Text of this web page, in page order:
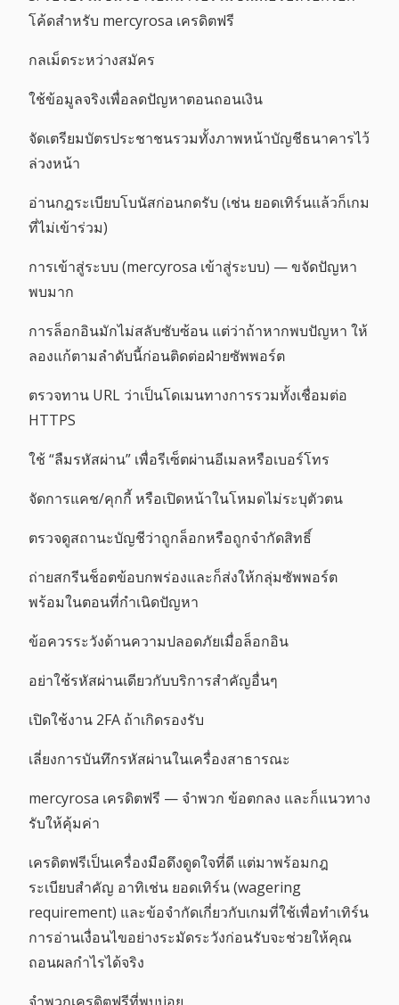
โค้ดสำหรับ mercyrosa เครดิตฟรี
กลเม็ดระหว่างสมัคร
ใช้ข้อมูลจริงเพื่อลดปัญหาตอนถอนเงิน
จัดเตรียมบัตรประชาชนรวมทั้งภาพหน้าบัญชีธนาคารไว้
ล่วงหน้า
อ่านกฎระเบียบโบนัสก่อนกดรับ (เช่น ยอดเทิร์นแล้วก็เกม
ที่ไม่เข้าร่วม)
การเข้าสู่ระบบ (mercyrosa เข้าสู่ระบบ) — ขจัดปัญหา
พบมาก
การล็อกอินมักไม่สลับซับซ้อน แต่ว่าถ้าหากพบปัญหา ให้
ลองแก้ตามลำดับนี้ก่อนติดต่อฝ่ายซัพพอร์ต
ตรวจทาน URL ว่าเป็นโดเมนทางการรวมทั้งเชื่อมต่อ
HTTPS
ใช้ “ลืมรหัสผ่าน” เพื่อรีเซ็ตผ่านอีเมลหรือเบอร์โทร
จัดการแคช/คุกกี้ หรือเปิดหน้าในโหมดไม่ระบุตัวตน
ตรวจดูสถานะบัญชีว่าถูกล็อกหรือถูกจำกัดสิทธิ์
ถ่ายสกรีนช็อตข้อบกพร่องและก็ส่งให้กลุ่มซัพพอร์ต
พร้อมในตอนที่กำเนิดปัญหา
ข้อควรระวังด้านความปลอดภัยเมื่อล็อกอิน
อย่าใช้รหัสผ่านเดียวกับบริการสำคัญอื่นๆ
เปิดใช้งาน 2FA ถ้าเกิดรองรับ
เลี่ยงการบันทึกรหัสผ่านในเครื่องสาธารณะ
mercyrosa เครดิตฟรี — จำพวก ข้อตกลง และก็แนวทาง
รับให้คุ้มค่า
เครดิตฟรีเป็นเครื่องมือดึงดูดใจที่ดี แต่มาพร้อมกฎ
ระเบียบสำคัญ อาทิเช่น ยอดเทิร์น (wagering
requirement) และข้อจำกัดเกี่ยวกับเกมที่ใช้เพื่อทำเทิร์น
การอ่านเงื่อนไขอย่างระมัดระวังก่อนรับจะช่วยให้คุณ
ถอนผลกำไรได้จริง